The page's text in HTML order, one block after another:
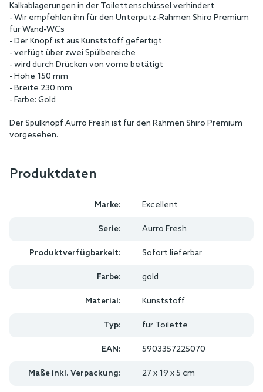
Kalkablagerungen in der Toilettenschüssel verhindert
- Wir empfehlen ihn für den Unterputz-Rahmen Shiro Premium
für Wand-WCs
- Der Knopf ist aus Kunststoff gefertigt
- verfügt über zwei Spülbereiche
- wird durch Drücken von vorne betätigt
- Höhe 150 mm
- Breite 230 mm
- Farbe: Gold
Der Spülknopf Aurro Fresh ist für den Rahmen Shiro Premium
vorgesehen.
Produktdaten
Marke: Excellent
Serie: Aurro Fresh
Produktverfügbarkeit: Sofort lieferbar
Farbe: gold
Material: Kunststoff
Typ: für Toilette
EAN: 5903357225070
Maße inkl. Verpackung: 27 x 19 x 5 cm